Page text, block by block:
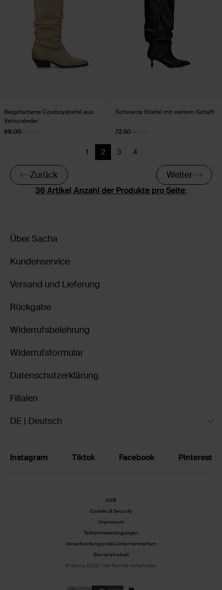
Beigefarbene Cowboystiefel aus
Veloursleder
88.00
Schwarze Stiefel mit weitem Schaft
72.50
Anzahl der Produkte pro Seite:
Zurück
Zurück
1
Aktuelle Seite
2
Zurück
3
Zurück
4
Weiter
Über Sacha
Kundenservice
Versand und Lieferung
Rückgabe
Widerrufsbelehrung
Widerrufsformular
Datenschutzerklärung
Filialen
DE | Deutsch
Instagram Tiktok Facebook Pinterest
AGB
Cookies & Security
Impressum
Teilnahmebedingungen
Verantwortungsvolles Unternehmertum
Barrierefreiheit
© Sacha 2026 | Alle Rechte vorbehalten